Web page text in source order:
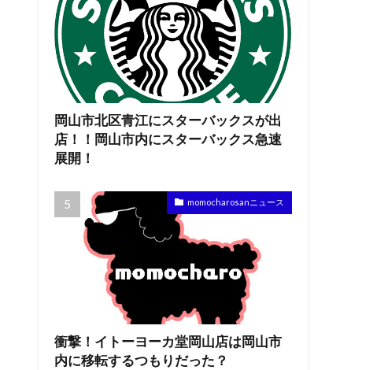
岡山市北区青江にスターバックスが出
店！！岡山市内にスターバックス急速
展開！
momocharosanニュース
衝撃！イトーヨーカ堂岡山店は岡山市
内に移転するつもりだった？